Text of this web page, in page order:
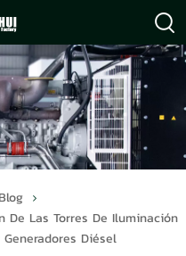
Blog
De Las Torres De Iluminación
Diésel